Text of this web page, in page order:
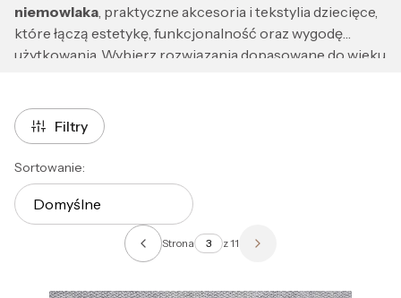
niemowlaka, praktyczne akcesoria i tekstylia dziecięce,
które łączą estetykę, funkcjonalność oraz wygodę
użytkowania. Wybierz rozwiązania dopasowane do wieku
Filtry
Lista produktów
Sortowanie:
Domyślne
Poprzednie produkty
Strona z 11 Następne produkty